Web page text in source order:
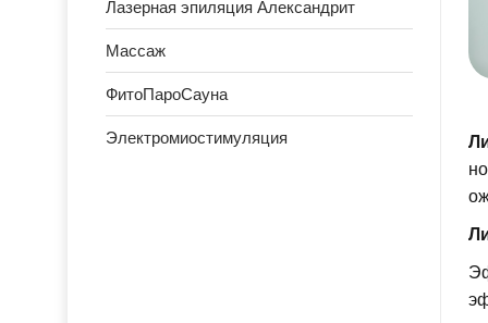
Лазерная эпиляция Александрит
Массаж
ФитоПароСауна
Электромиостимуляция